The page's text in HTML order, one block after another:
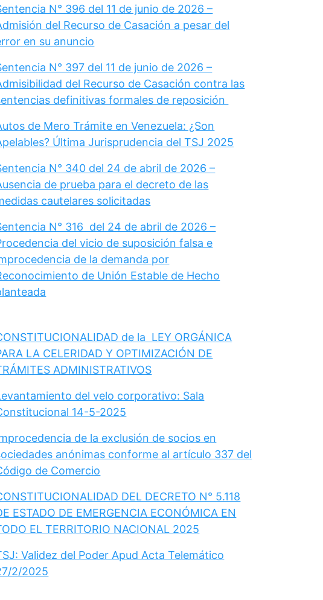
N° 396 del 11 de junio de 2026 –
del Recurso de Casación a pesar del
en su anuncio
N° 397 del 11 de junio de 2026 –
del Recurso de Casación contra las
definitivas formales de reposición
de Mero Trámite en Venezuela: ¿Son
Última Jurisprudencia del TSJ 2025
N° 340 del 24 de abril de 2026 –
de prueba para el decreto de las
cautelares solicitadas
N° 316 del 24 de abril de 2026 –
del vicio de suposición falsa e
de la demanda por
de Unión Estable de Hecho
de la LEY ORGÁNICA
LA CELERIDAD Y OPTIMIZACIÓN DE
ADMINISTRATIVOS
del velo corporativo: Sala
14-5-2025
de la exclusión de socios en
anónimas conforme al artículo 337 del
de Comercio
DEL DECRETO N° 5.118
ESTADO DE EMERGENCIA ECONÓMICA EN
EL TERRITORIO NACIONAL 2025
Validez del Poder Apud Acta Telemático
2/2025